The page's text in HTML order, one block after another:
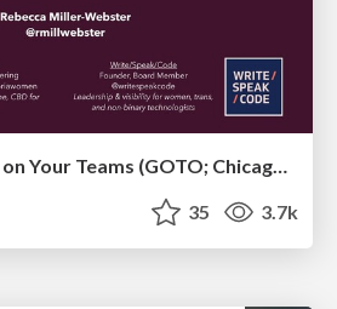
Refactoring Trust on Your Teams (GOTO; Chicago 2020)
35 3.7k